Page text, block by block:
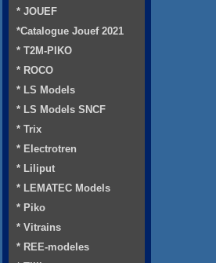
* JOUEF
*Catalogue Jouef 2021
* T2M-PIKO
* ROCO
* LS Models
* LS Models SNCF
* Trix
* Electrotren
* Liliput
* LEMATEC Models
* Piko
* Vitrains
* REE-modeles